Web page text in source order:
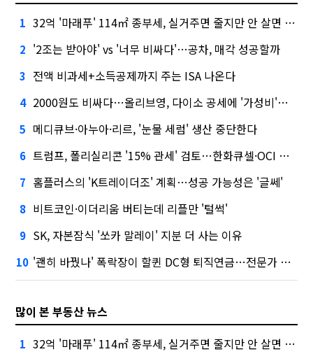
1 32억 '마래푸' 114㎡ 종부세, 실거주면 줄지만 안 살면 2.5배
2 '2조는 받아야' vs '너무 비싸다'…공차, 매각 성공할까
3 전액 비과세+소득공제까지 주는 ISA 나온다
4 2000원도 비싸다…올리브영, 다이소 공세에 '가성비'로 맞불
5 메디큐브·아누아·리르, '눈물 세럼' 생산 중단한다
6 트럼프, 폴리실리콘 '15% 관세' 검토…한화큐셀·OCI 영향은?
7 홈플러스의 'K트레이더조' 계획…성공 가능성은 '글쎄'
8 비트코인·이더리움 버티는데 리플만 '털썩'
9 SK, 자본잠식 '쏘카 말레이' 지분 더 사는 이유
10 '괜히 바꿨나' 폭락장이 할퀸 DC형 퇴직연금…전문가 조언은
많이 본 부동산 뉴스
1 32억 '마래푸' 114㎡ 종부세, 실거주면 줄지만 안 살면 2.5배